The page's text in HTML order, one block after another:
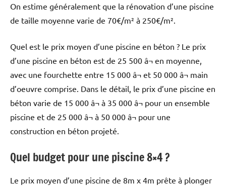
On estime généralement que la rénovation d’une piscine
de taille moyenne varie de 70€/m² à 250€/m².
Quel est le prix moyen d’une piscine en béton ? Le prix
d’une piscine en béton est de 25 500 â¬ en moyenne,
avec une fourchette entre 15 000 â¬ et 50 000 â¬ main
d’oeuvre comprise. Dans le détail, le prix d’une piscine en
béton varie de 15 000 â¬ à 35 000 â¬ pour un ensemble
piscine et de 25 000 â¬ à 50 000 â¬ pour une
construction en béton projeté.
Quel budget pour une piscine 8×4 ?
Le prix moyen d’une piscine de 8m x 4m prête à plonger